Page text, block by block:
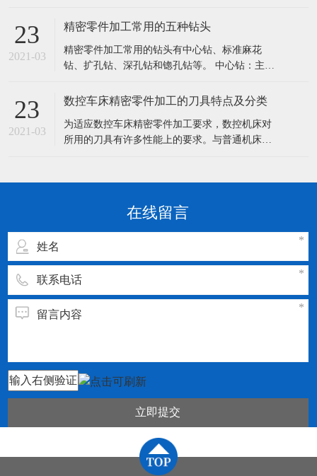
刀面磨损 后刀磨损只磨损部位主要发生在后刀面
示磨损量，这种磨损一般是在切削脆性金属或以
较低的切削速度和较小的
23
2021-03
精密零件加工常用的五种钻头
精密零件加工常用的钻头有中心钻、标准麻花
钻、扩孔钻、深孔钻和锪孔钻等。 中心钻：主要
中心钻钻孔时，应选取较高的转速。 标准麻花
辅助切削刃，一个凿子刃和两个螺旋槽。由于没
有用于引导钻模的固定装置，加工中心
23
2021-03
数控车床精密零件加工的刀具特点及分类
为适应数控车床精密零件加工要求，数控机床对
所用的刀具有许多性能上的要求。与普通机床的
2.刀片或刀具几何参数和切削参数的规范化、典
工件的材料相匹配在线留言
立即提交